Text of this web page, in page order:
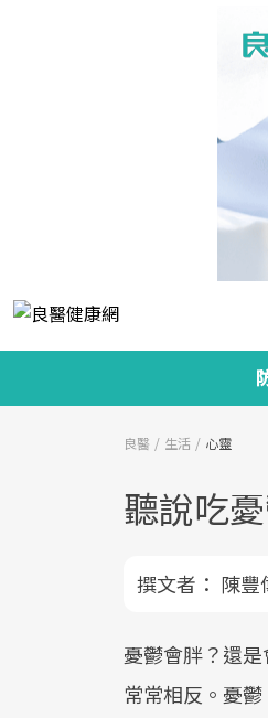
良醫 生活 心靈
聽說吃
撰文者： 陳豐
憂鬱會胖？還
常常相反。憂